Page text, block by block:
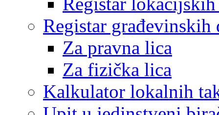
Registar građevinskih
Za pravna lica
Za fizička lica
Kalkulator lokalnih